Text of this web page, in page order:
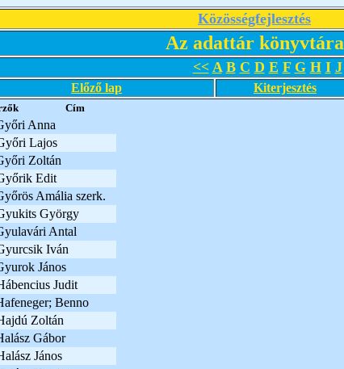
Közösségfejlesztés
Az adattár könyvtára
<< A B C D E F G H I J
Előző lap Kiterjesztés
Cím
Anna
Lajos
Zoltán
Edit
Amália szerk.
György
Antal
Iván
János
Judit
Benno
Zoltán
Gábor
János